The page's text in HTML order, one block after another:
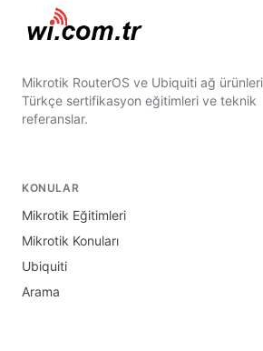
Mikrotik RouterOS ve Ubiquiti ağ
Türkçe sertifikasyon eğitimleri ve teknik
referanslar.
KONULAR
Mikrotik Eğitimleri
Mikrotik Konuları
Ubiquiti
Arama